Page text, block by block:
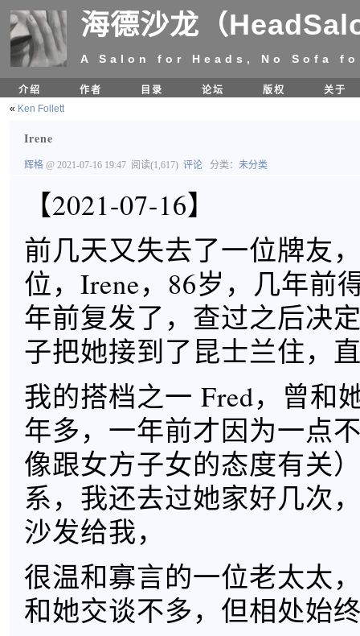
海德沙龙（
A Salon for Heads, No Sofa
介绍 作者 目录 论坛 版权
关于
« Ken Follett
Irene
辉格 @ 2021-07-16 19:47 阅读(1,617) 评论 分类： 未分类
【2021-07-16】
前几天又失去了一位牌友
位，Irene，86岁，几年前
年前复发了，查过之后决
子把她接到了昆士兰住，
我的搭档之一 Fred，曾和
年多，一年前才因为一点
像跟女方子女的态度有关
系，我还去过她家好几次
沙发给我，
很温和寡言的一位老太太
和她交谈不多，但相处始